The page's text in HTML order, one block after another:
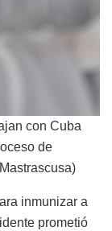
con Cuba
de
inmunizar a
prometió